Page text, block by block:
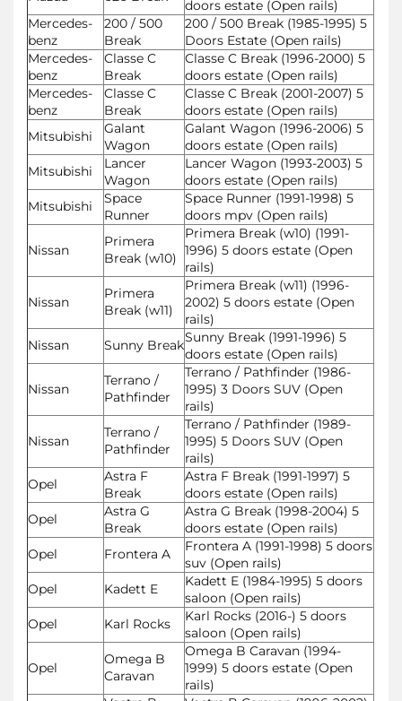
doors estate (Open rails)
Mercedes-
benz
200 / 500
Break
200 / 500 Break (1985-1995) 5
Doors Estate (Open rails)
Mercedes-
benz
Classe C
Break
Classe C Break (1996-2000) 5
doors estate (Open rails)
Mercedes-
benz
Classe C
Break
Classe C Break (2001-2007) 5
doors estate (Open rails)
Mitsubishi
Galant
Wagon
Galant Wagon (1996-2006) 5
doors estate (Open rails)
Mitsubishi
Lancer
Wagon
Lancer Wagon (1993-2003) 5
doors estate (Open rails)
Mitsubishi
Space
Runner
Space Runner (1991-1998) 5
doors mpv (Open rails)
Nissan
Primera
Break (w10)
Primera Break (w10) (1991-
1996) 5 doors estate (Open
rails)
Nissan
Primera
Break (w11)
Primera Break (w11) (1996-
2002) 5 doors estate (Open
rails)
Nissan
Sunny BreakSunny Break (1991-1996) 5
doors estate (Open rails)
Nissan
Terrano /
Pathfinder
Terrano / Pathfinder (1986-
1995) 3 Doors SUV (Open
rails)
Nissan
Terrano /
Pathfinder
Terrano / Pathfinder (1989-
1995) 5 Doors SUV (Open
rails)
Opel
Astra F
Break
Astra F Break (1991-1997) 5
doors estate (Open rails)
Opel
Astra G
Break
Astra G Break (1998-2004) 5
doors estate (Open rails)
Opel
Frontera A
Frontera A (1991-1998) 5 doors
suv (Open rails)
Opel
Kadett E
Kadett E (1984-1995) 5 doors
saloon (Open rails)
Opel
Karl Rocks
Karl Rocks (2016-) 5 doors
saloon (Open rails)
Opel
Omega B
Caravan
Omega B Caravan (1994-
1999) 5 doors estate (Open
rails)